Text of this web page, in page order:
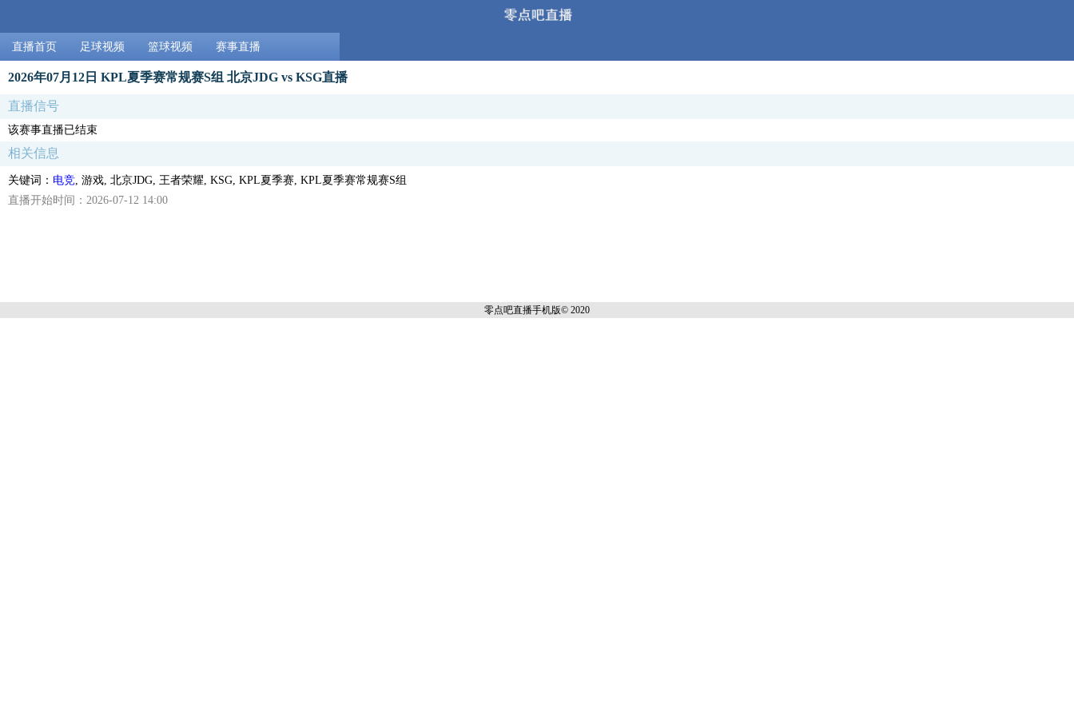
直播首页 足球视频 篮球视频 赛事直播
2026年07月12日 KPL夏季赛常规赛S组 北京JDG vs KSG直播
直播信号
该赛事直播已结束
相关信息
关键词： 电竞 , 游戏, 北京JDG, 王者荣耀, KSG, KPL夏季赛, KPL夏季赛常规赛S组
直播开始时间：2026-07-12 14:00
零点吧直播手机版© 2020